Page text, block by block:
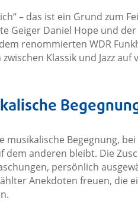
– das ist ein Grund zum
Geiger Daniel Hope und
renommierten WDR
Klassik und Jazz
musikalische Begegnung,
dem anderen bleibt. Die
persönlich
Anekdoten freuen, die